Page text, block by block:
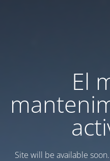
El
Site will be available